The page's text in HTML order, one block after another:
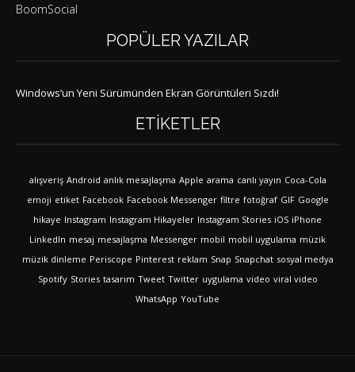
BoomSocial
POPÜLER YAZILAR
Windows’un Yeni Sürümünden Ekran Görüntüleri Sızdı!
ETIKETLER
alışveriş Android anlık mesajlaşma Apple arama canlı yayın Coca-Cola
emoji etiket Facebook Facebook Messenger filtre fotoğraf GIF Google
hikaye Instagram Instagram Hikayeler Instagram Stories iOS iPhone
LinkedIn mesaj mesajlaşma Messenger mobil mobil uygulama müzik
müzik dinleme Periscope Pinterest reklam Snap Snapchat sosyal medya
Spotify Stories tasarım Tweet Twitter uygulama video viral video
WhatsApp YouTube